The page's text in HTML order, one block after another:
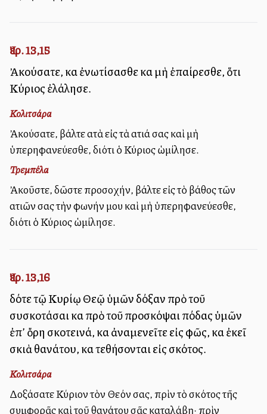
Ἰερ. 13,15
Ἀκούσατε, καὶ ἐνωτίσασθε καὶ μὴ ἐπαίρεσθε, ὅτι
Κύριος ἐλάλησε.
Κολιτσάρα
Ἀκούσατε, βάλτε αὐτὰ εἰς τὰ αὐτιά σας καὶ μὴ
ὑπερηφανεύεσθε, διότι ὁ Κύριος ὡμίλησε.
Τρεμπέλα
Ἀκοῦστε, δῶστε προσοχήν, βάλτε εἰς τὸ βάθος τῶν
αὐτιῶν σας τὴν φωνήν μου καὶ μὴ ὑπερηφανεύεσθε,
διότι ὁ Κύριος ὡμίλησε.
Ἰερ. 13,16
δότε τῷ Κυρίῳ Θεῷ ὑμῶν δόξαν πρὸ τοῦ
συσκοτάσαι καὶ πρὸ τοῦ προσκόψαι πόδας ὑμῶν
ἐπ’ ὄρη σκοτεινά, καὶ ἀναμενεῖτε εἰς φῶς, καὶ ἐκεῖ
σκιὰ θανάτου, καὶ τεθήσονται εἰς σκότος.
Κολιτσάρα
Δοξάσατε Κύριον τὸν Θεόν σας, πρὶν τὸ σκότος τῆς
συμφορᾶς καὶ τοῦ θανάτου σᾶς καταλάβῃ· πρὶν